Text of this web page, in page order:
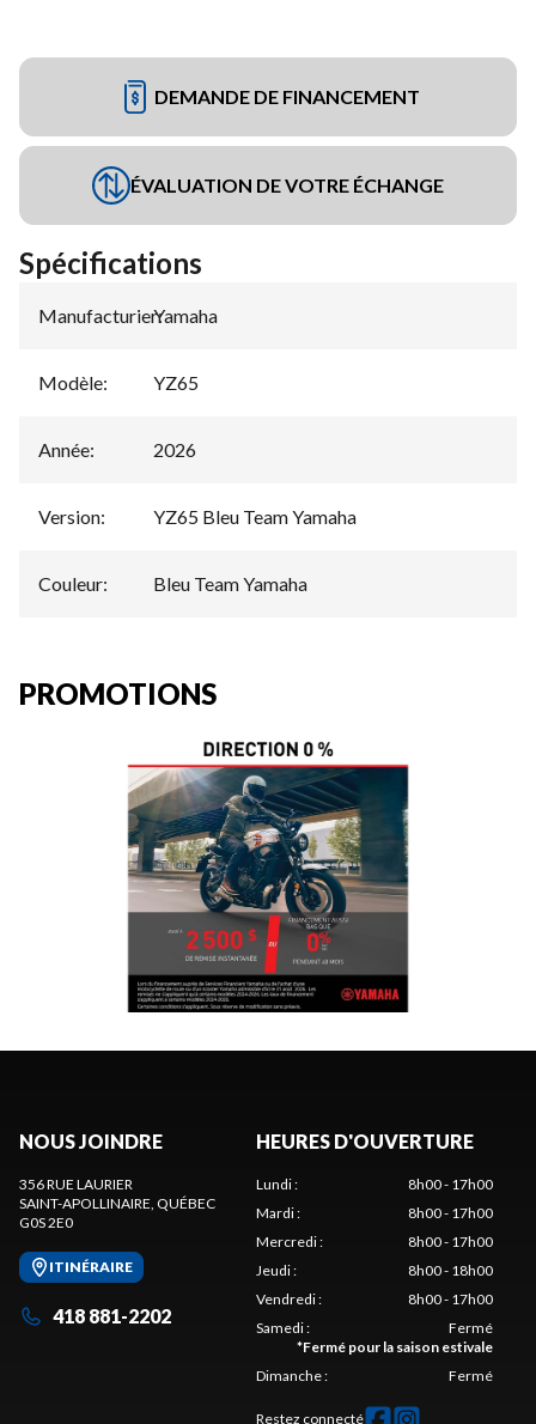
DEMANDE DE FINANCEMENT
ÉVALUATION DE VOTRE ÉCHANGE
Spécifications
Manufacturier:
Yamaha
Modèle: YZ65
Année: 2026
Version: YZ65 Bleu Team Yamaha
Couleur: Bleu Team Yamaha
PROMOTIONS
NOUS JOINDRE
356 RUE LAURIER
SAINT-APOLLINAIRE, QUÉBEC
G0S 2E0
ITINÉRAIRE
418 881-2202
HEURES D'OUVERTURE
Lundi:
8h00 - 17h00
Mardi:
8h00 - 17h00
Mercredi:
8h00 - 17h00
Jeudi:
8h00 - 18h00
Vendredi:
8h00 - 17h00
Samedi:
Fermé
*Fermé pour la saison estivale
Dimanche: Fermé
Restez connecté